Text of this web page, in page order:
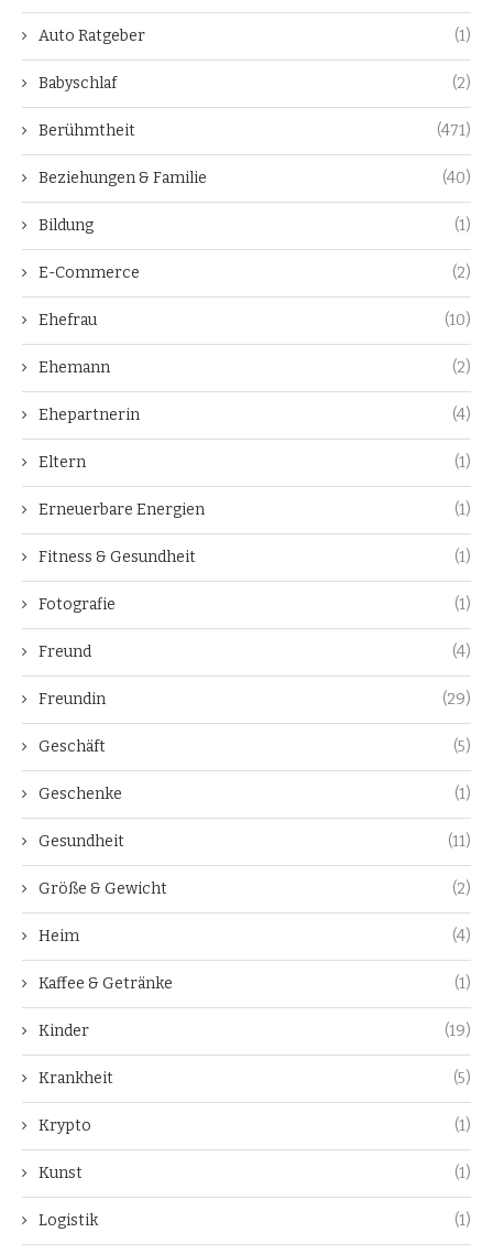
Auto Ratgeber (1)
Babyschlaf (2)
Berühmtheit (471)
Beziehungen & Familie (40)
Bildung (1)
E-Commerce (2)
Ehefrau (10)
Ehemann (2)
Ehepartnerin (4)
Eltern (1)
Erneuerbare Energien (1)
Fitness & Gesundheit (1)
Fotografie (1)
Freund (4)
Freundin (29)
Geschäft (5)
Geschenke (1)
Gesundheit (11)
Größe & Gewicht (2)
Heim (4)
Kaffee & Getränke (1)
Kinder (19)
Krankheit (5)
Krypto (1)
Kunst (1)
Logistik (1)